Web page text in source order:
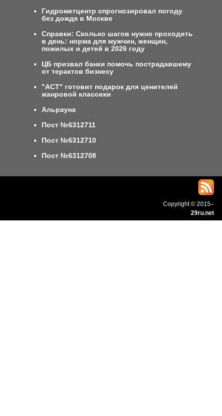
Гидрометцентр спрогнозировал погоду
без дождя в Москве
Справки: Сколько шагов нужно проходить
в день: норма для мужчин, женщин,
пожилых и детей в 2026 году
ЦБ призвал банки помочь пострадавшему
от терактов бизнесу
"АСТ" готовит подарок для ценителей
жанровой классики
Альрауна
Пост №6312711
Пост №6312710
Пост №6312708
Copyright © 2015–
29ru.net